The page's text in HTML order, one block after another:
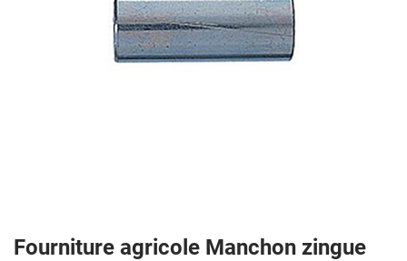
Fourniture agricole Manchon zingue